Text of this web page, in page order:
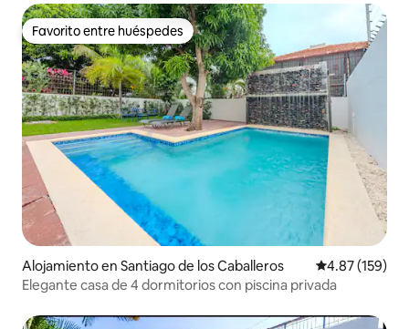
Favorito entre huéspedes
Favorito entre huéspedes
Alojamiento en Santiago de los Caballeros Calificación
4.87 (159)
Elegante casa de 4 dormitorios con piscina privada